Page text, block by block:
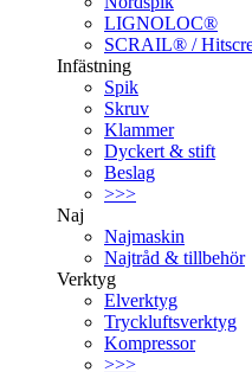
LIGNOLOC®
SCRAIL® /
Infästning
Spik
Skruv
Klammer
Dyckert & stift
Beslag
>>>
Naj
Najmaskin
Najtråd & tillbehör
Verktyg
Elverktyg
Tryckluftsverktyg
Kompressor
>>>